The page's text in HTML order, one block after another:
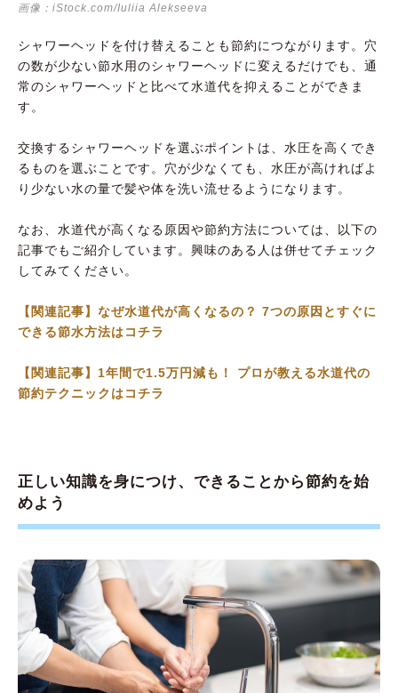
画像：iStock.com/Iuliia Alekseeva
シャワーヘッドを付け替えることも節約につながります。穴
の数が少ない節水用のシャワーヘッドに変えるだけでも、通
常のシャワーヘッドと比べて水道代を抑えることができま
す。
交換するシャワーヘッドを選ぶポイントは、水圧を高くでき
るものを選ぶことです。穴が少なくても、水圧が高ければよ
り少ない水の量で髪や体を洗い流せるようになります。
なお、水道代が高くなる原因や節約方法については、以下の
記事でもご紹介しています。興味のある人は併せてチェック
してみてください。
【関連記事】なぜ水道代が高くなるの？ 7つの原因とすぐに
できる節水方法はコチラ
【関連記事】1年間で1.5万円減も！ プロが教える水道代の
節約テクニックはコチラ
正しい知識を身につけ、できることから節約を始
めよう